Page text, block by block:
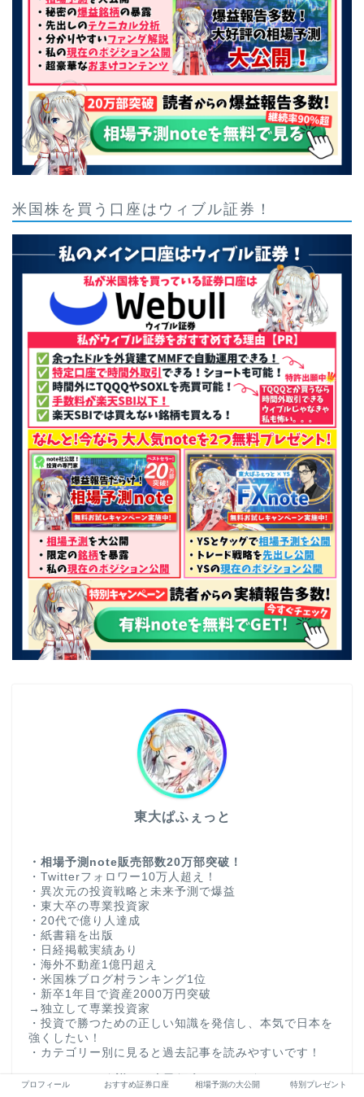
米国株を買う口座はウィブル証券！
東大ぱふぇっと
・相場予測note販売部数20万部突破！
・Twitterフォロワー10万人超え！
・異次元の投資戦略と未来予測で爆益
・東大卒の専業投資家
・20代で億り人達成
・紙書籍を出版
・日経掲載実績あり
・海外不動産1億円超え
・米国株ブログ村ランキング1位
・新卒1年目で資産2000万円突破
→独立して専業投資家
・投資で勝つための正しい知識を発信し、本気で日本を
強くしたい！
・カテゴリー別に見ると過去記事を読みやすいです！
★詳しい自己紹介はこちら★
プロフィール おすすめ証券口座 相場予測の大公開 特別プレゼント